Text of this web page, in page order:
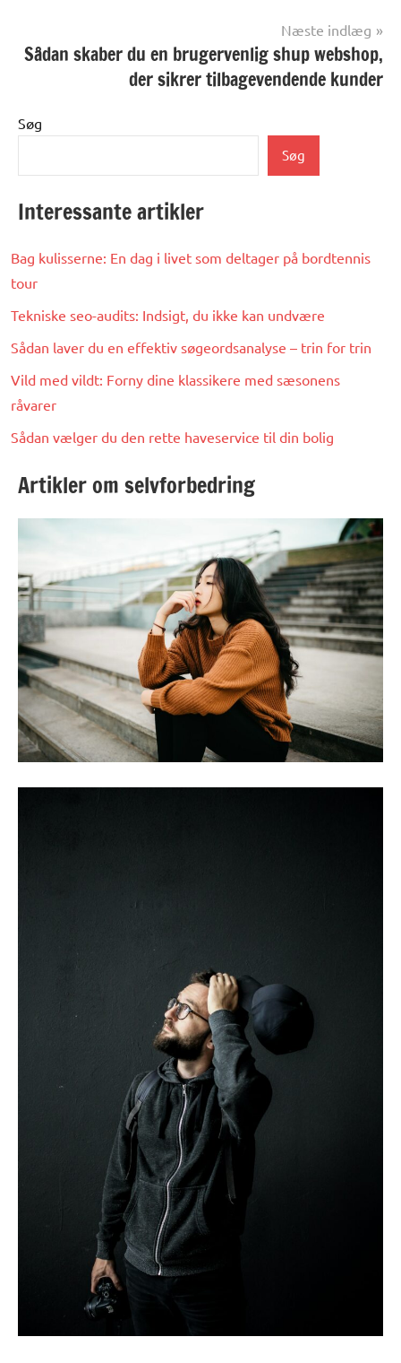
Næste indlæg
Sådan skaber du en brugervenlig shup webshop,
der sikrer tilbagevendende kunder
Søg
Søg
Interessante artikler
Bag kulisserne: En dag i livet som deltager på bordtennis
tour
Tekniske seo-audits: Indsigt, du ikke kan undvære
Sådan laver du en effektiv søgeordsanalyse – trin for trin
Vild med vildt: Forny dine klassikere med sæsonens
råvarer
Sådan vælger du den rette haveservice til din bolig
Artikler om selvforbedring